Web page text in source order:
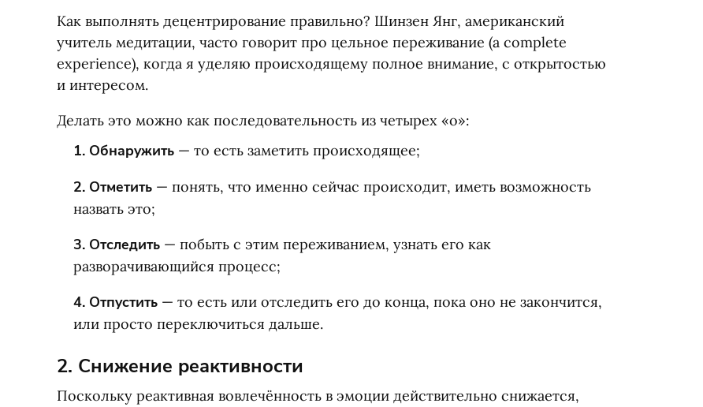
Как выполнять децентрирование правильно? Шинзен Янг, американский
учитель медитации, часто говорит про цельное переживание (a complete
experience), когда я уделяю происходящему полное внимание, с открытостью
и интересом.
Делать это можно как последовательность из четырех «о»:
1. Обнаружить— то есть заметить происходящее;
2. Отметить— понять, что именно сейчас происходит, иметь возможность
назвать это;
3. Отследить— побыть с этим переживанием, узнать его как
разворачивающийся процесс;
4. Отпустить— то есть или отследить его до конца, пока оно не закончится,
или просто переключиться дальше.
2. Снижение реактивности
Поскольку реактивная вовлечённость в эмоции действительно снижается,